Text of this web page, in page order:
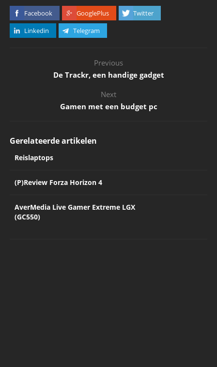
Facebook GooglePlus
Twitter
Linkedin
Telegram
Previous
De Trackr, een handige gadget
Next
Gamen met een budget pc
Gerelateerde artikelen
Reislaptops
(P)Review Forza Horizon 4
AverMedia Live Gamer Extreme LGX
(GC550)